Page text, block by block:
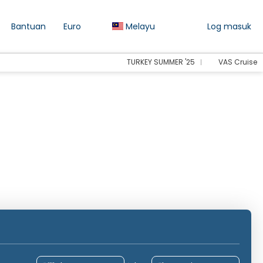
Bantuan Euro Melayu Log masuk
TURKEY SUMMER '25 VAS Cruise